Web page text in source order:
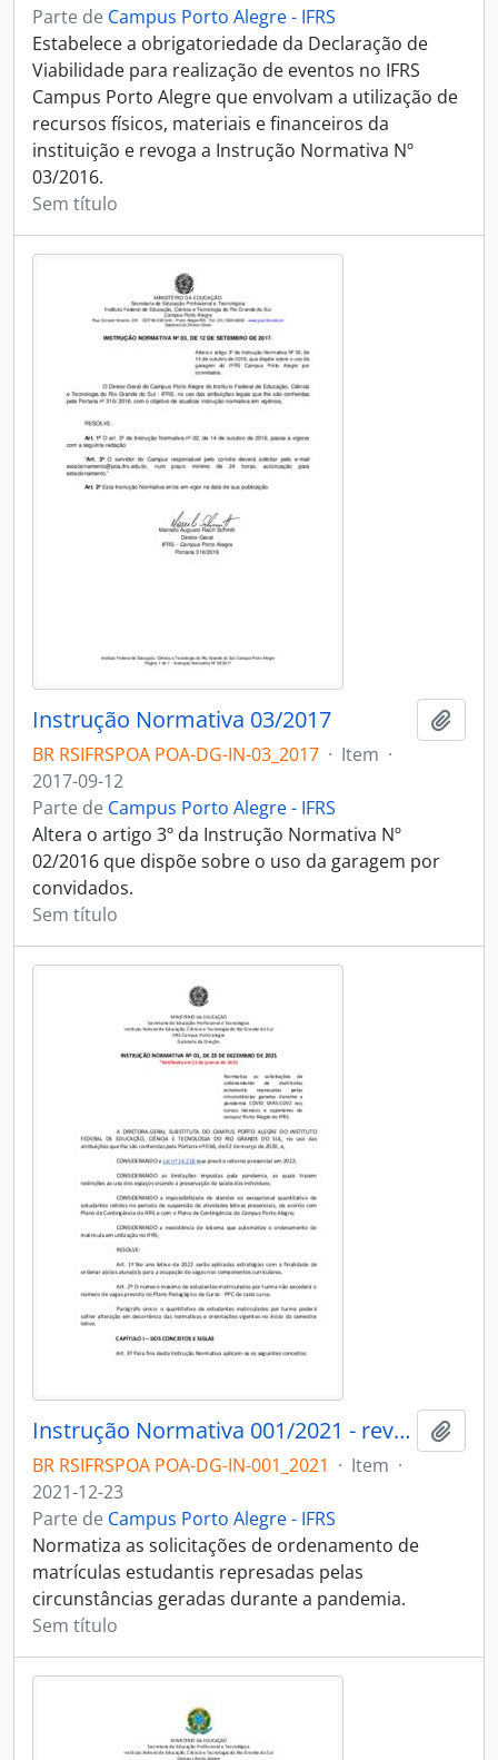
Parte de Campus Porto Alegre - IFRS
Estabelece a obrigatoriedade da Declaração de
Viabilidade para realização de eventos no IFRS
Campus Porto Alegre que envolvam a utilização de
recursos físicos, materiais e financeiros da
instituição e revoga a Instrução Normativa Nº
03/2016.
Sem título
Instrução Normativa 03/2017
BR RSIFRSPOA POA-DG-IN-03_2017 · Item ·
2017-09-12
Parte de Campus Porto Alegre - IFRS
Altera o artigo 3º da Instrução Normativa Nº
02/2016 que dispõe sobre o uso da garagem por
convidados.
Sem título
Instrução Normativa 001/2021 - revogado
BR RSIFRSPOA POA-DG-IN-001_2021 · Item ·
2021-12-23
Parte de Campus Porto Alegre - IFRS
Normatiza as solicitações de ordenamento de
matrículas estudantis represadas pelas
circunstâncias geradas durante a pandemia.
Sem título